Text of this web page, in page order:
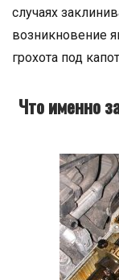
случаях
возникновение
грохота под
Что именно